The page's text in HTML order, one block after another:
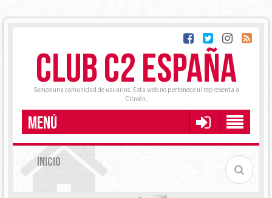
CLUB C2 ESPAÑA
Somos una comunidad de usuarios. Esta web no pertenece ni representa a
Citroën.
MENÚ
INICIO